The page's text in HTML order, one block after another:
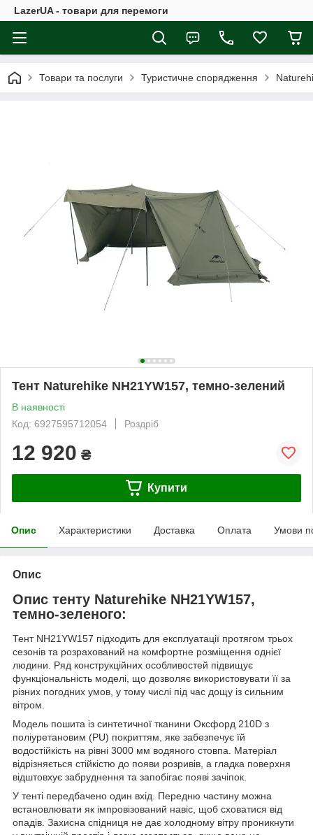
LazerUA - товари для перемоги
Товари та послуги Туристичне спорядження
Тент Naturehike NH21YW157, темно-зелений
В наявності
Код: 6927595712054
Роздріб
12 920 ₴
Купити
Опис Характеристики Доставка Оплата Умови
Опис
Опис тенту Naturehike NH21YW157,
темно-зеленого:
Тент NH21YW157 підходить для експлуатації протягом трьох
сезонів та розрахований на комфортне розміщення однієї
людини. Ряд конструкційних особливостей підвищує
функціональність моделі, що дозволяє використовувати її за
різних погодних умов, у тому числі під час дощу із сильним
вітром.
Модель пошита із синтетичної тканини Оксфорд 210D з
поліуретановим (PU) покриттям, яке забезпечує їй
водостійкість на рівні 3000 мм водяного стовпа. Матеріал
відрізняється стійкістю до появи розривів, а гладка поверхня
відштовхує забруднення та запобігає появі зачіпок.
У тенті передбачено один вхід. Передню частину можна
встановлювати як імпровізований навіс, щоб сховатися від
опадів. Захисна спідниця не дає холодному вітру проникнути